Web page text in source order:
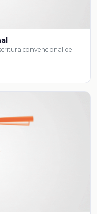
convencional de